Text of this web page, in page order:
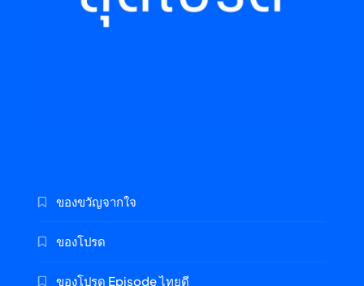
ของขวัญจากใจ
ของโปรด
ของโปรด Episode ไทยดี